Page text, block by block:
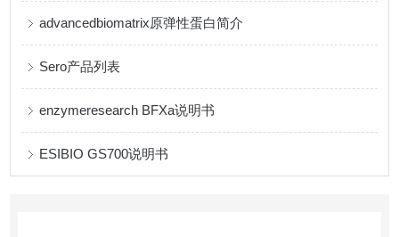
advancedbiomatrix原弹性蛋白简介
Sero产品列表
enzymeresearch BFXa说明书
ESIBIO GS700说明书